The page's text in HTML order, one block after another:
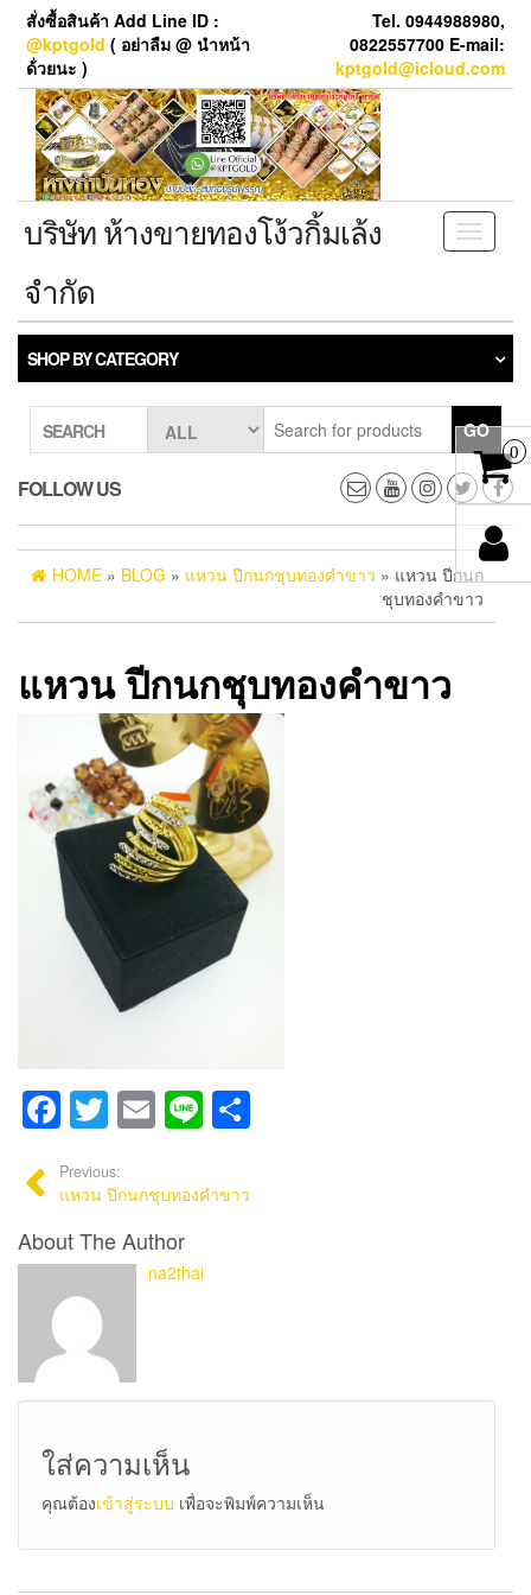
Skip
content
สั่งซื้อสินค้า Add Line ID :
@kptgold ( อย่าลืม @ นำหน้า
ด้่วยนะ )
Tel. 0944988980,
0822557700 E-mail:
kptgold@icloud.com
Toggle
บริษัท ห้างขายทองโง้วกิ้มเล้ง
จำกัด
SHOP BY CATEGORY
SEARCH GO
FOLLOW US
HOME » BLOG » แหวน ปีกนกชุบทองคำขาว » แหวน ปีกนก
ชุบทองคำขาว
แหวน ปีกนกชุบทองคำขาว
Facebook
Twitter
Email
Line
Previous:
แหวน ปีกนกชุบทองคำขาว
About The Author
na2thai
ใส่ความเห็น
คุณต้องเข้าสู่ระบบ เพื่อจะพิมพ์ความเห็น
0